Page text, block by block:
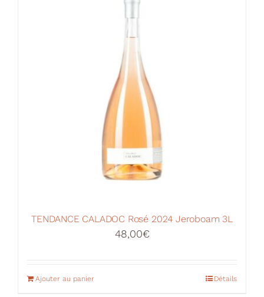
TENDANCE CALADOC Rosé 2024 Jeroboam 3L
48,00€
Ajouter au panier Détails